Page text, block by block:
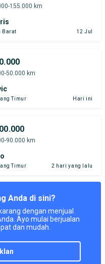
155.000 km
Barat 12 Jul
50.000 km
Timur Hari ini
90.000 km
Timur 2 hari yang lalu
Anda di sini?
dengan menjual
Ayo mulai berjualan
dan mudah.